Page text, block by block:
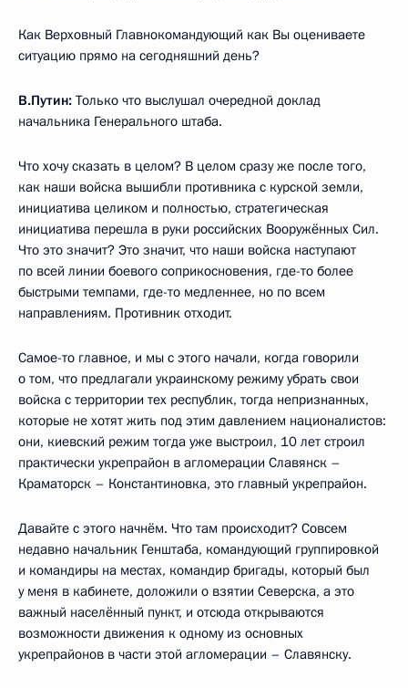
Как Верховный Главнокомандующий как Вы оцениваете
ситуацию прямо на сегодняшний день?
В.Путин: Только что выслушал очередной доклад
начальника Генерального штаба.
Что хочу сказать в целом? В целом сразу же после того,
как наши войска вышибли противника с курской земли,
инициатива целиком и полностью, стратегическая
инициатива перешла в руки российских Вооружённых Сил.
Что это значит? Это значит, что наши войска наступают
по всей линии боевого соприкосновения, где-то более
быстрыми темпами, где-то медленнее, но по всем
направлениям. Противник отходит.
Самое-то главное, и мы с этого начали, когда говорили
о том, что предлагали украинскому режиму убрать свои
войска с территории тех республик, тогда непризнанных,
которые не хотят жить под этим давлением националистов:
они, киевский режим тогда уже выстроил, 10 лет строил
практически укрепрайон в агломерации Славянск –
Краматорск – Константиновка, это главный укрепрайон.
Давайте с этого начнём. Что там происходит? Совсем
недавно начальник Генштаба, командующий группировкой
и командиры на местах, командир бригады, который был
у меня в кабинете, доложили о взятии Северска, а это
важный населённый пункт, и отсюда открываются
возможности движения к одному из основных
укрепрайонов в части этой агломерации – Славянску.